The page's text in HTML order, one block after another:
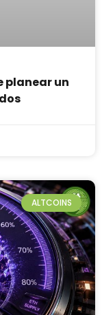
planear un
ALTCOINS